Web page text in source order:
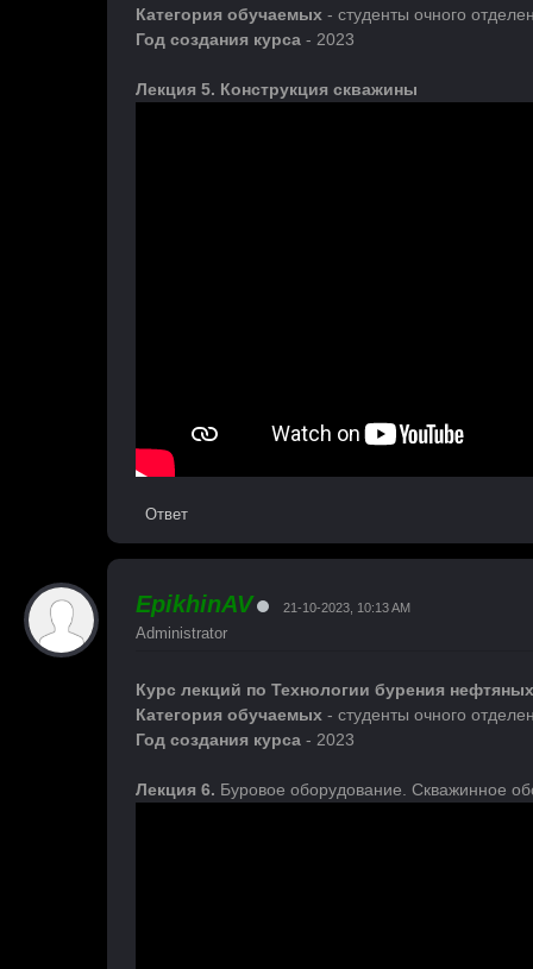
Категория обучаемых - студенты очного
Год создания курса - 2023
Лекция 5. Конструкция скважины
Ответ
EpikhinAV 21-10-2023, 10:13 AM
Administrator
Курс лекций по Технологии бурения
Категория обучаемых - студенты очного
Год создания курса - 2023
Лекция 6. Буровое оборудование. Скважинное